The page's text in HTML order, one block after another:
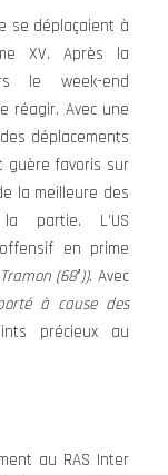
se déplaçaient à
XV. Après la
le week-end
réagir. Avec une
déplacements
guère favoris sur
la meilleure des
partie. L’US
en prime
(68′)). Avec
à cause des
précieux au
au RAS Inter